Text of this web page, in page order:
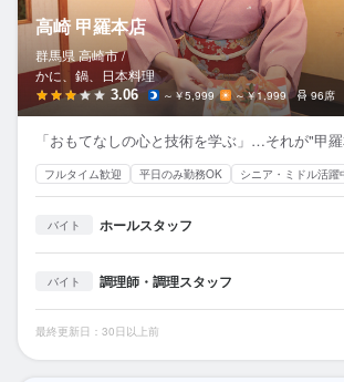
応募履歴
WEB履歴書
スカウト・メルマガ受信設定
ヘルプ・お問い合わせフォーム
掲載をご検討の店舗様へ
食べログ求人PRESS
プライバシーポリシー
利用規約
高崎 甲羅本店
群馬県 高崎市 /
かに、鍋、日本料理
3.06 ～￥5,999 ～￥1,999 96席
「おもてなしの心と技術を学ぶ」…それが"甲
フルタイム歓迎 平日のみ勤務OK シニア・ミドル活躍
バイト ホールスタッフ
バイト 調理師・調理スタッフ
最終更新日：30日以上前